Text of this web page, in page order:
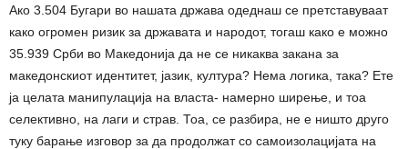
Ако 3.504 Бугари во нашата држава одеднаш се претставуваат
како огромен ризик за државата и народот, тогаш како е можно
35.939 Срби во Македонија да не се никаква закана за
македонскиот идентитет, јазик, култура? Нема логика, така? Ете
ја целата манипулација на власта- намерно ширење, и тоа
селективно, на лаги и страв. Тоа, се разбира, не е ништо друго
туку барање изговор за да продолжат со самоизолацијата на